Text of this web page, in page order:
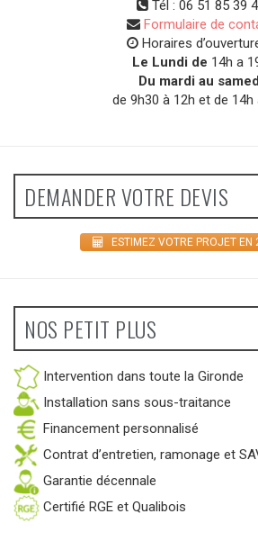
Tél : 06 51 85 39
Formulaire de
Horaires
Le Lundi de 14h a
Du mardi au
de 9h30 à 12h et de 14h
DEMANDER VOTRE DEVIS
ESTIMEZ VOTRE PROJET EN
NOS PETIT PLUS
Intervention dans toute la Gironde
Installation sans sous-traitance
Financement personnalisé
Contrat d’entretien, ramonage et
Garantie décennale
Certifié RGE et Qualibois